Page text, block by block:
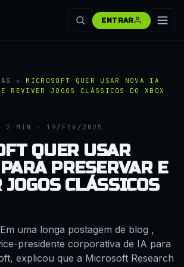
ENTRAR
» MICROSOFT QUER USAR NOVA IA
E REVIVER JOGOS CLÁSSICOS DO XBOX
2 MIN · 19/FEV/2025
QUER USAR
PRESERVAR E
CLÁSSICOS
uma longa postagem de blog ,
presidente corporativa de IA para
explicou que a Microsoft Research